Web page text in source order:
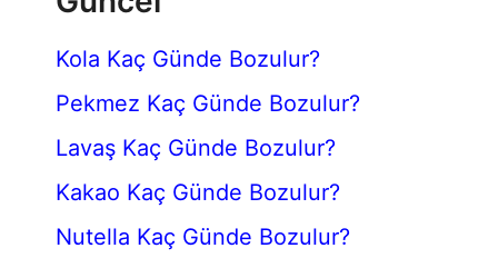
Kola Kaç Günde Bozulur?
Pekmez Kaç Günde Bozulur?
Lavaş Kaç Günde Bozulur?
Kakao Kaç Günde Bozulur?
Nutella Kaç Günde Bozulur?